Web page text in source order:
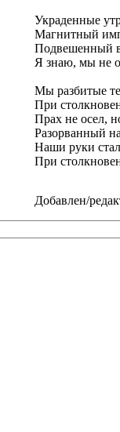
Украденные
Магнитный
Подвешенный в
Я знаю, мы не
Мы разбитые
При
Прах не осел,
Разорванный
Наши руки
При
Добавлен/